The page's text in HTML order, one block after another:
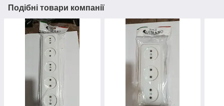
Подібні товари компанії